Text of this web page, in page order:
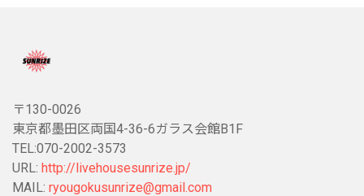
〒130-0026
東京都墨田区両国4-36-6ガラス会館B1F
TEL:070-2002-3573
URL: http://livehousesunrize.jp/
MAIL: ryougokusunrize@gmail.com